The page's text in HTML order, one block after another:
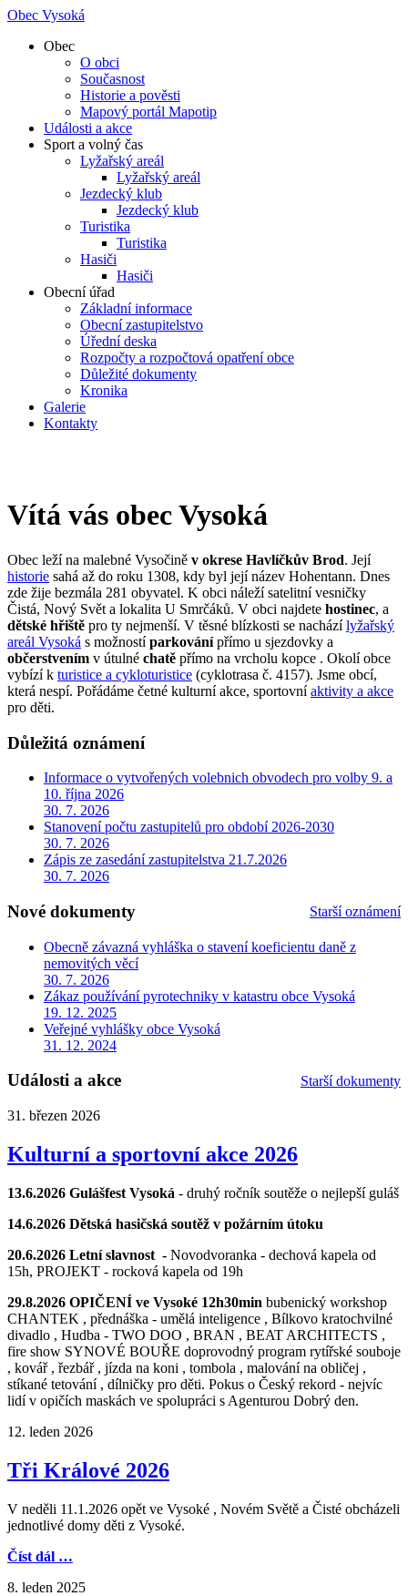
Obec Vysoká
Obec
O obci
Současnost
Historie a pověsti
Mapový portál Mapotip
Události a akce
Sport a volný čas
Lyžařský areál
Lyžařský areál
Jezdecký klub
Jezdecký klub
Turistika
Turistika
Hasiči
Hasiči
Obecní úřad
Základní informace
Obecní zastupitelstvo
Úřední deska
Rozpočty a rozpočtová opatření obce
Důležité dokumenty
Kronika
Galerie
Kontakty
Vítá vás obec Vysoká
Obec leží na malebné Vysočině v okrese Havlíčkův Brod. Její
historie sahá až do roku 1308, kdy byl její název Hohentann. Dnes
zde žije bezmála 281 obyvatel. K obci náleží satelitní vesničky
Čistá, Nový Svět a lokalita U Smrčáků. V obci najdete hostinec, a
dětské hřiště pro ty nejmenší. V těsné blízkosti se nacházílyžařský
areál Vysoká s možnostíparkovánípřímo u sjezdovky a
občerstvením v útulné chatě přímo na vrcholu kopce . Okolí obce
vybízí k turistice a cykloturistice (cyklotrasa č. 4157). Jsme obcí,
která nespí. Pořádáme četné kulturní akce, sportovníaktivity a akce
pro děti.
Důležitá oznámení
Informace o vytvořených volebnich obvodech pro volby 9. a
10. října 2026
30. 7. 2026
Stanovení počtu zastupitelů pro období 2026-2030
30. 7. 2026
Zápis ze zasedání zastupitelstva 21.7.2026
30. 7. 2026
Starší oznámení
Nové dokumenty
Obecně závazná vyhláška o stavení koeficientu daně z
nemovitých věcí
30. 7. 2026
Zákaz používání pyrotechniky v katastru obce Vysoká
19. 12. 2025
Veřejné vyhlášky obce Vysoká
31. 12. 2024
Starší dokumenty
Události a akce
31. březen 2026
Kulturní a sportovní akce 2026
13.6.2026 Gulášfest Vysoká - druhý ročník soutěže o nejlepší guláš
14.6.2026 Dětská hasičská soutěž v požárním útoku
20.6.2026 Letní slavnost - Novodvoranka - dechová kapela od
15h, PROJEKT - rocková kapela od 19h
29.8.2026 OPIČENÍ ve Vysoké 12h30min bubenický workshop
CHANTEK , přednáška - umělá inteligence , Bílkovo kratochvilné
divadlo , Hudba - TWO DOO , BRAN , BEAT ARCHITECTS ,
fire show SYNOVÉ BOUŘE doprovodný program rytířské souboje
, kovář , řezbář , jízda na koni , tombola , malování na obličej ,
stíkané tetování , dílničky pro děti. Pokus o Český rekord - nejvíc
lidí v opičích maskách ve spolupráci s Agenturou Dobrý den.
12. leden 2026
Tři Králové 2026
V neděli 11.1.2026 opět ve Vysoké , Novém Světě a Čisté obcházeli
jednotlivé domy děti z Vysoké.
Číst dál …
8. leden 2025